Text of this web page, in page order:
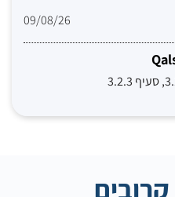
09/08/26
קרובים